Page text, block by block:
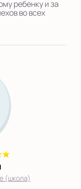
ребенку и за
во всех
(школа)